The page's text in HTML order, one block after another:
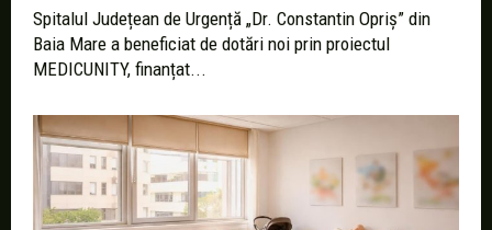
Spitalul Județean de Urgență „Dr. Constantin Opriș” din
Baia Mare a beneficiat de dotări noi prin proiectul
MEDICUNITY, finanțat...